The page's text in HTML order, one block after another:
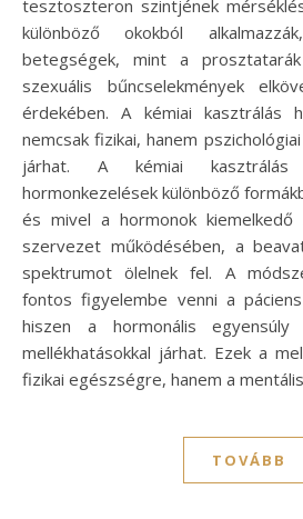
tesztoszteron szintjének
különböző okokból
betegségek, mint a
szexuális bűncselekmények
érdekében. A kémiai kasztrálás
nemcsak fizikai, hanem
járhat. A kémiai kasztrálás
hormonkezelések különböző
és mivel a hormonok
szervezet működésében, a
spektrumot ölelnek fel. A
fontos figyelembe venni a
hiszen a hormonális egyensúly
mellékhatásokkal járhat. Ezek a
fizikai egészségre, hanem a
TOVÁBB